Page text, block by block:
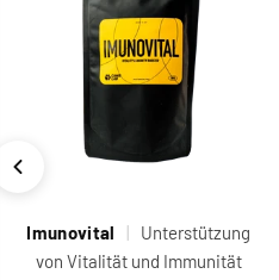
Imunovital |
Unterstützung
von Vitalität und Immunität